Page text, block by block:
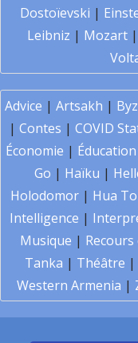
Dostoïevski |
Leibniz | Mozart |
Advice | Artsakh |
| Contes | COVID
Économie | Éducation
Go | Haïku |
Holodomor | Hua
Intelligence |
Musique |
Tanka | Théâtre |
Western Armenia |